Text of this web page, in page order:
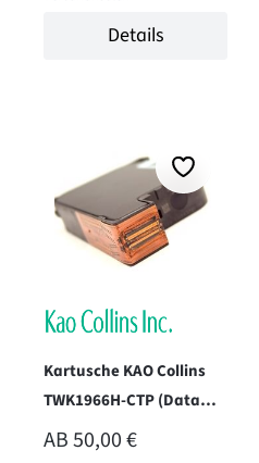
Details
Kartusche KAO Collins
TWK1966H-CTP (Data
Black)
REGULÄRER PREIS:
AB50,00 €